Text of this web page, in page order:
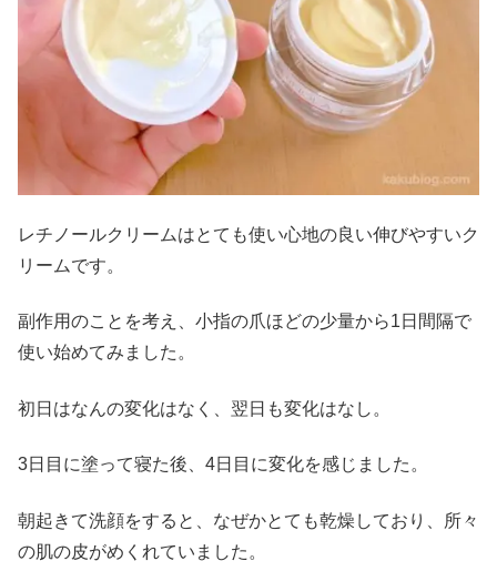
レチノールクリームはとても使い心地の良い伸びやすいク
リームです。
副作用のことを考え、小指の爪ほどの少量から1日間隔で
使い始めてみました。
初日はなんの変化はなく、翌日も変化はなし。
3日目に塗って寝た後、4日目に変化を感じました。
朝起きて洗顔をすると、なぜかとても乾燥しており、所々
の肌の皮がめくれていました。